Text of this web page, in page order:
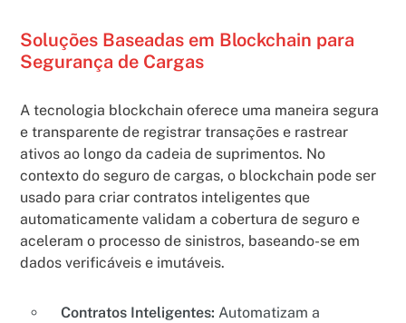
Soluções Baseadas em Blockchain para
Segurança de Cargas
A tecnologia blockchain oferece uma maneira segura
e transparente de registrar transações e rastrear
ativos ao longo da cadeia de suprimentos. No
contexto do seguro de cargas, o blockchain pode ser
usado para criar contratos inteligentes que
automaticamente validam a cobertura de seguro e
aceleram o processo de sinistros, baseando-se em
dados verificáveis e imutáveis.
Contratos Inteligentes: Automatizam a